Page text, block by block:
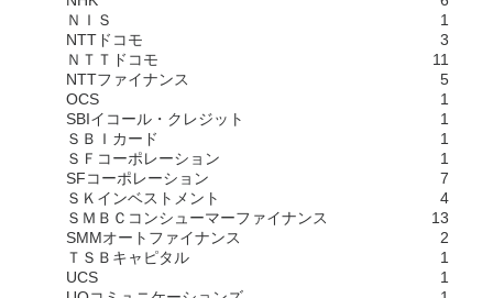
ＮＩＳ
1
NTTドコモ
3
ＮＴＴドコモ
11
NTTファイナンス
5
OCS
1
SBIイコール・クレジット
1
ＳＢＩカード
1
ＳＦコーポレーション
1
SFコーポレーション
7
ＳＫインベストメント
4
ＳＭＢＣコンシューマーファイナンス
13
SMMオートファイナンス
2
ＴＳＢキャピタル
1
UCS
1